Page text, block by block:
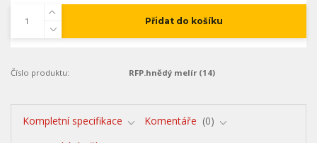
Přidat do košíku
Číslo produktu: RFP.hnědý melír (14)
Kompletní specifikace Komentáře
0